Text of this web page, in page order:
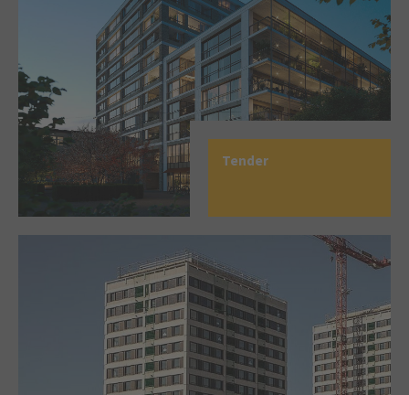
Tender